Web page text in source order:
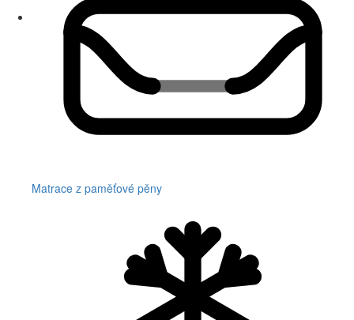
Matrace z paměťové pěny